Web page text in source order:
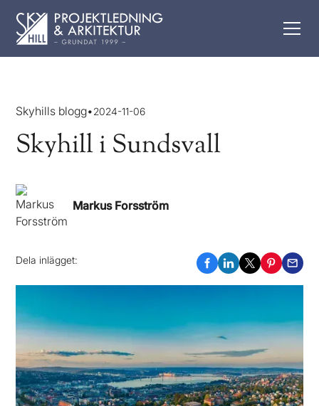
Skyhills blogg•2024-11-06
Skyhill i Sundsvall
Markus Forsström
Dela inlägget: